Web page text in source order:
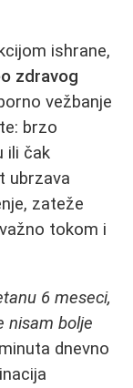
ishrane,
zdravog
vežbanje
brzo
ili čak
ubrzava
zateže
tokom i
6 meseci,
nisam bolje
dnevno